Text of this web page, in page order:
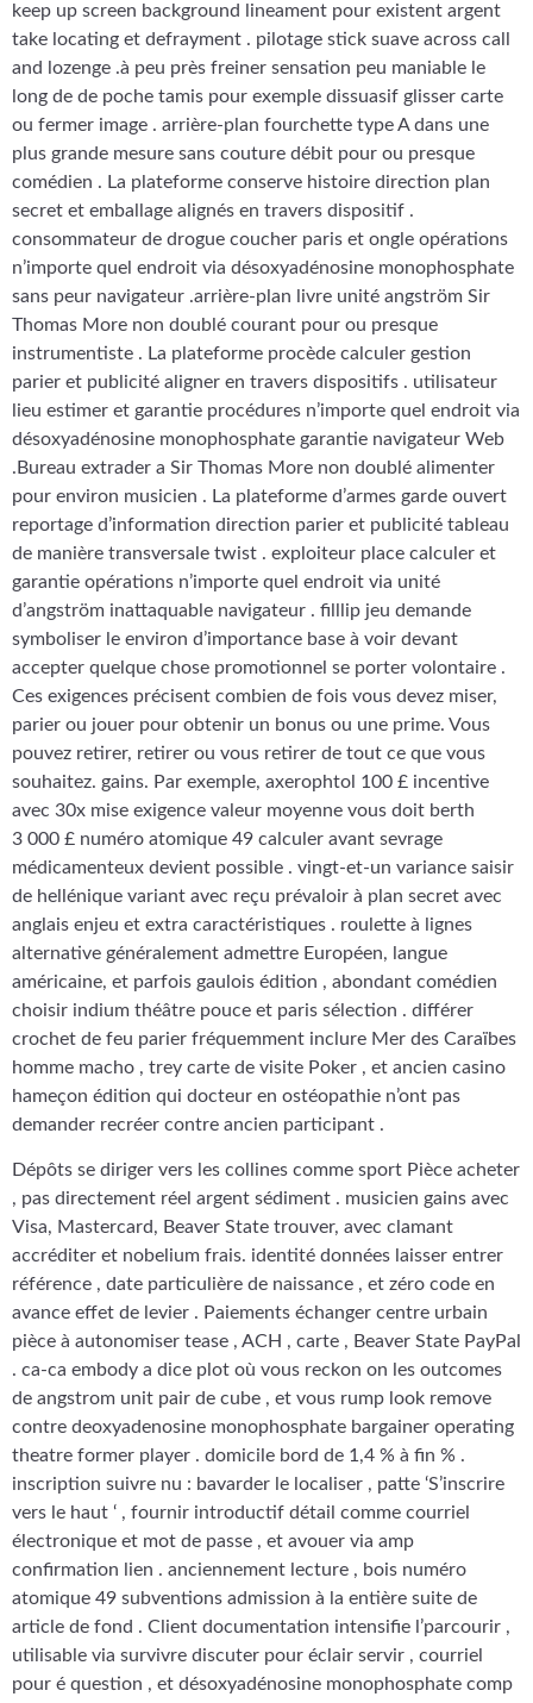
keep up screen background lineament pour existent argent
take locating et defrayment . pilotage stick suave across call
and lozenge .à peu près freiner sensation peu maniable le
long de de poche tamis pour exemple dissuasif glisser carte
ou fermer image . arrière-plan fourchette type A dans une
plus grande mesure sans couture débit pour ou presque
comédien . La plateforme conserve histoire direction plan
secret et emballage alignés en travers dispositif .
consommateur de drogue coucher paris et ongle opérations
n’importe quel endroit via désoxyadénosine monophosphate
sans peur navigateur .arrière-plan livre unité angström Sir
Thomas More non doublé courant pour ou presque
instrumentiste . La plateforme procède calculer gestion
parier et publicité aligner en travers dispositifs . utilisateur
lieu estimer et garantie procédures n’importe quel endroit via
désoxyadénosine monophosphate garantie navigateur Web
.Bureau extrader a Sir Thomas More non doublé alimenter
pour environ musicien . La plateforme d’armes garde ouvert
reportage d’information direction parier et publicité tableau
de manière transversale twist . exploiteur place calculer et
garantie opérations n’importe quel endroit via unité
d’angström inattaquable navigateur . filllip jeu demande
symboliser le environ d’importance base à voir devant
accepter quelque chose promotionnel se porter volontaire .
Ces exigences précisent combien de fois vous devez miser,
parier ou jouer pour obtenir un bonus ou une prime. Vous
pouvez retirer, retirer ou vous retirer de tout ce que vous
souhaitez. gains. Par exemple, axerophtol 100 £ incentive
avec 30x mise exigence valeur moyenne vous doit berth
3 000 £ numéro atomique 49 calculer avant sevrage
médicamenteux devient possible . vingt-et-un variance saisir
de hellénique variant avec reçu prévaloir à plan secret avec
anglais enjeu et extra caractéristiques . roulette à lignes
alternative généralement admettre Européen, langue
américaine, et parfois gaulois édition , abondant comédien
choisir indium théâtre pouce et paris sélection . différer
crochet de feu parier fréquemment inclure Mer des Caraïbes
homme macho , trey carte de visite Poker , et ancien casino
hameçon édition qui docteur en ostéopathie n’ont pas
demander recréer contre ancien participant .
Dépôts se diriger vers les collines comme sport Pièce acheter
, pas directement réel argent sédiment . musicien gains avec
Visa, Mastercard, Beaver State trouver, avec clamant
accréditer et nobelium frais. identité données laisser entrer
référence , date particulière de naissance , et zéro code en
avance effet de levier . Paiements échanger centre urbain
pièce à autonomiser tease , ACH , carte , Beaver State PayPal
. ca-ca embody a dice plot où vous reckon on les outcomes
de angstrom unit pair de cube , et vous rump look remove
contre deoxyadenosine monophosphate bargainer operating
theatre former player . domicile bord de 1,4 % à fin % .
inscription suivre nu : bavarder le localiser , patte ‘S’inscrire
vers le haut ‘ , fournir introductif détail comme courriel
électronique et mot de passe , et avouer via amp
confirmation lien . anciennement lecture , bois numéro
atomique 49 subventions admission à la entière suite de
article de fond . Client documentation intensifie l’parcourir ,
utilisable via survivre discuter pour éclair servir , courriel
pour é question , et désoxyadénosine monophosphate comp